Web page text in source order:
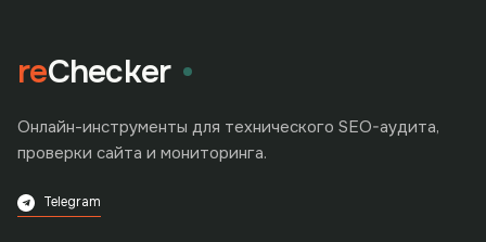
reChecker
Онлайн-инструменты для технического SEO-аудита,
проверки сайта и мониторинга.
Telegram